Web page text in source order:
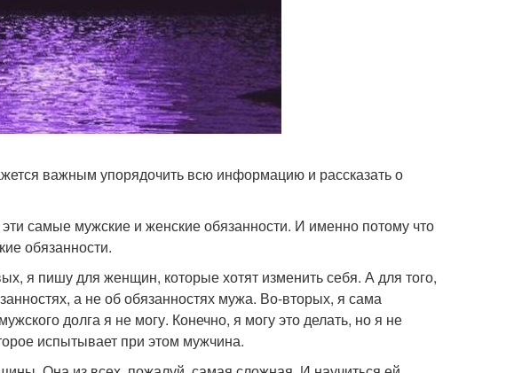
важным упорядочить всю информацию и рассказать о
самые мужские и женские обязанности. И именно потому что
обязанности.
я пишу для женщин, которые хотят изменить себя. А для того,
а не об обязанностях мужа. Во-вторых, я сама
долга я не могу. Конечно, я могу это делать, но я не
испытывает при этом мужчина.